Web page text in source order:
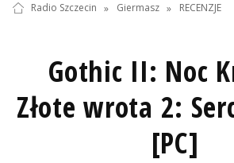
Radio Szczecin » Giermasz » RECENZJE
Gothic II: Noc
Złote wrota 2:
[PC]